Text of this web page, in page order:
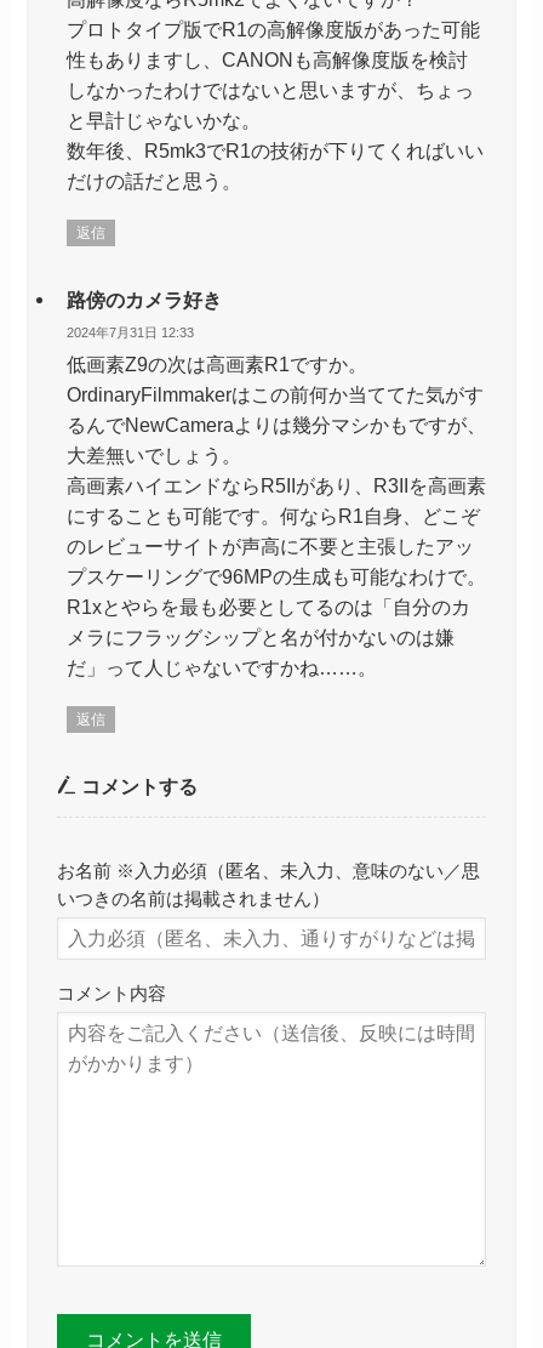
プロトタイプ版でR1の高解像度版があった可能
性もありますし、CANONも高解像度版を検討
しなかったわけではないと思いますが、ちょっ
と早計じゃないかな。
数年後、R5mk3でR1の技術が下りてくればいい
だけの話だと思う。
返信
路傍のカメラ好き
2024年7月31日 12:33
低画素Z9の次は高画素R1ですか。
OrdinaryFilmmakerはこの前何か当ててた気がす
るんでNewCameraよりは幾分マシかもですが、
大差無いでしょう。
高画素ハイエンドならR5IIがあり、R3IIを高画素
にすることも可能です。何ならR1自身、どこぞ
のレビューサイトが声高に不要と主張したアッ
プスケーリングで96MPの生成も可能なわけで。
R1xとやらを最も必要としてるのは「自分のカ
メラにフラッグシップと名が付かないのは嫌
だ」って人じゃないですかね……。
返信
コメントする
お名前 ※入力必須（匿名、未入力、意味のない／思
いつきの名前は掲載されません）
コメント内容